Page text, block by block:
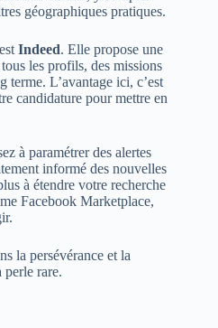
géographiques pratiques.
Indeed. Elle propose une
les profils, des missions
terme. L’avantage ici, c’est
candidature pour mettre en
à paramétrer des alertes
informé des nouvelles
à étendre votre recherche
Facebook Marketplace,
la persévérance et la
perle rare.